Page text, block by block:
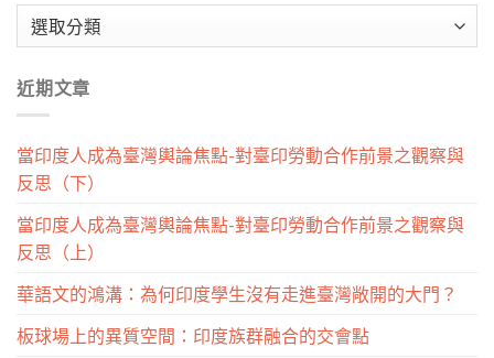
章
類
近期文章
當印度人成為臺灣輿論焦點-對臺印勞動合作前景之觀察與
反思（下）
當印度人成為臺灣輿論焦點-對臺印勞動合作前景之觀察與
反思（上）
華語文的鴻溝：為何印度學生沒有走進臺灣敞開的大門？
板球場上的異質空間：印度族群融合的交會點